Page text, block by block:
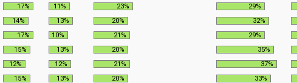
17% 11% 23% 29%
14% 13% 20% 32%
17% 10% 21% 29%
15% 13% 20% 35%
12% 12% 21% 37%
15% 13% 20% 33%